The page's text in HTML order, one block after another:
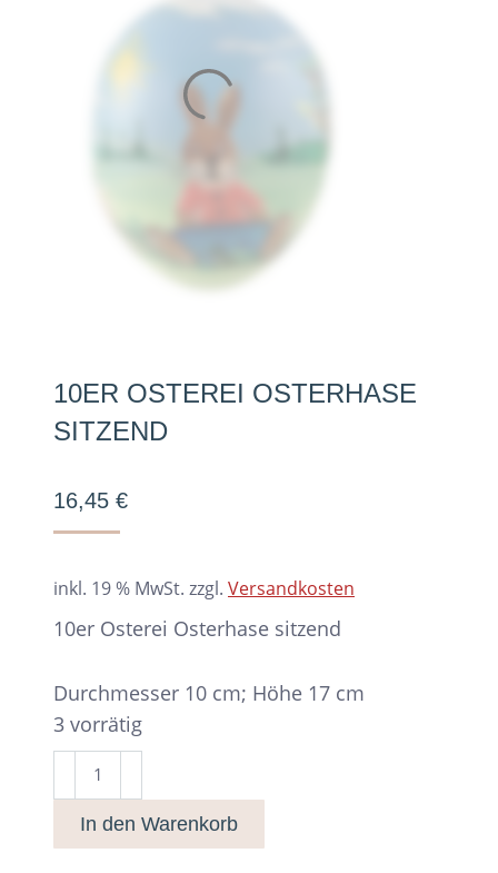
10ER OSTEREI OSTERHASE
SITZEND
16,45 €
inkl. 19 % MwSt. zzgl. Versandkosten
10er Osterei Osterhase sitzend
Durchmesser 10 cm; Höhe 17 cm
3 vorrätig
Osterei
Osterhase
In den Warenkorb